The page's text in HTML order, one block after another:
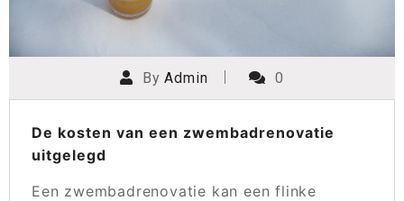
ByAdmin 0
De kosten van een zwembadrenovatie
uitgelegd
Een zwembadrenovatie kan een flinke